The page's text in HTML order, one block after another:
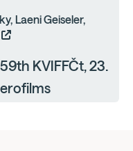
Laeni Geiseler,
KVIFFČt, 23.